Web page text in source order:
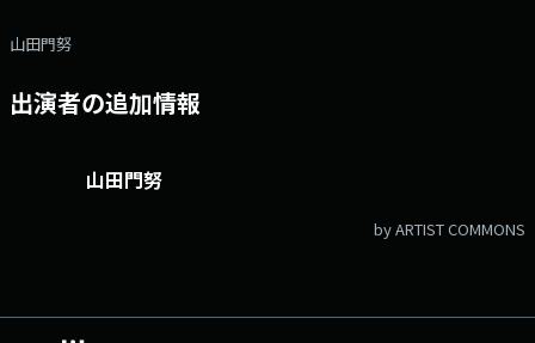
クエストコーナー。あなたのリクエスト曲がかかるかも?リクエストテー
マは毎週変わるので、番組X＆HPをチェック！ ▼15:00＜3時のドリル
ナー。静岡新聞の記者が「ニュースの裏側・周辺知識」を解説！
gogo@digisbs.com メッセージフォーム：
https://forms.gle/okTndMjo6oc5TCD7A Twitterアカウント：
山田門努
出演者の追加情報
山田門努
by ARTIST COMMONS